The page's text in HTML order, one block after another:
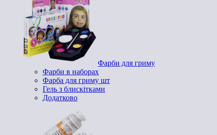
Фарби для гриму
Фарби в наборах
Фарба для гриму шт
Гель з блискітками
Додатково